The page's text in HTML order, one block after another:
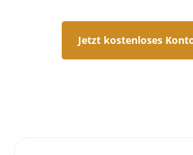
Jetzt kostenloses